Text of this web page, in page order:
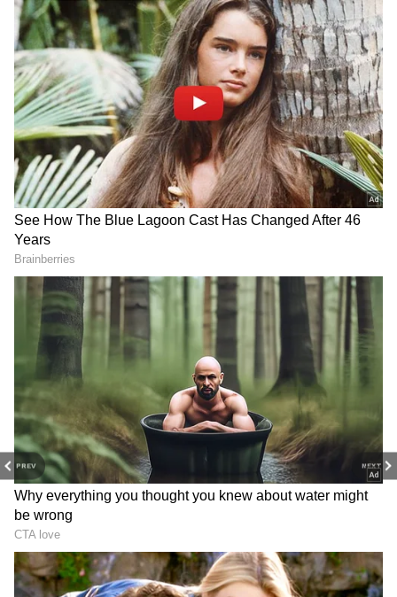
PREV NEXT
Image Credit : Gemini AI
கோழிக்கறியை எத்தனை நாட்கள்
வைத்திருக்கலாம்?
பச்சைக் கோழிக்கறியை சாதாரணமாக
ஃபிரிட்ஜில் வைத்தால், 1 முதல் 2
நாட்களுக்குள் சமைத்து பயன்படுத்துவது
நல்லது. அதற்கு மேல் வைத்தால் அதன்
தரம் குறையத் தொடங்கும். நீண்ட நாட்கள்
சேமிக்க வேண்டுமெனில், காற்றுப் புகாத
வகையில் சீல் செய்யப்பட்ட பையில்
வைத்து ஃபீசரில் வைக்கலாம்.
கோழிக்கறியில் துர்நாற்றம், நிறமாற்றம்
அல்லது பிசுபிசுப்பான தன்மை இருந்தால்
அதை பயன்படுத்தக் கூடாது.